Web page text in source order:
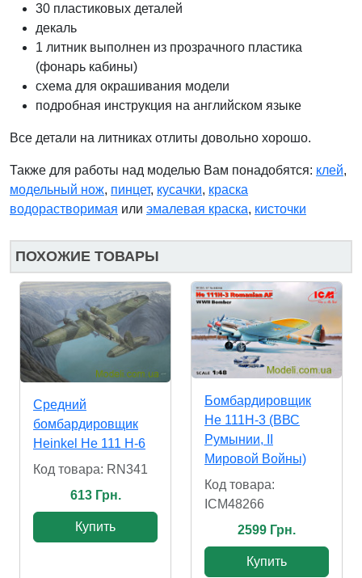
30 пластиковых деталей
декаль
1 литник выполнен из прозрачного пластика
(фонарь кабины)
схема для окрашивания модели
подробная инструкция на английском языке
Все детали на литниках отлиты довольно хорошо.
Также для работы над моделью Вам понадобятся: клей,
модельный нож, пинцет, кусачки, краска
водорастворимая или эмалевая краска, кисточки
ПОХОЖИЕ ТОВАРЫ
Средний
бомбардировщик
Heinkel He 111 H-6
Код товара: RN341
613 Грн.
Купить
Бомбардировщик
He 111H-3 (ВВС
Румынии, II
Мировой Войны)
Код товара:
ICM48266
2599 Грн.
Купить